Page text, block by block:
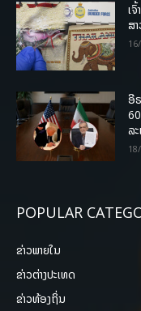
ເ
ສ
ອີ
ລ
POPULAR
ຂ່າວພາຍ​ໃນ
ຂ່າວຕ່າງປະເທດ
ຂ່າວທ້ອງຖິ່ນ